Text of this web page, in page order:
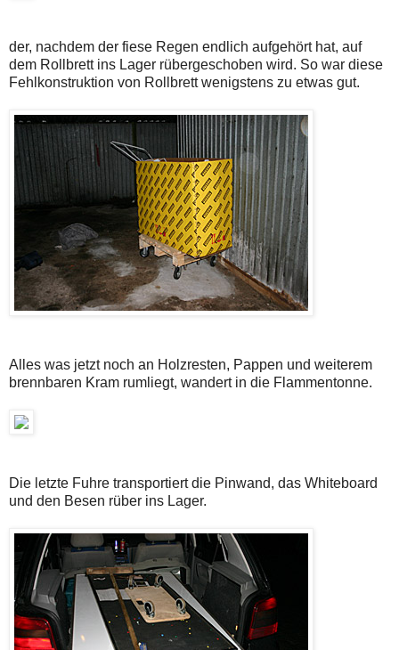
der, nachdem der fiese Regen endlich aufgehört hat, auf
dem Rollbrett ins Lager rübergeschoben wird. So war diese
Fehlkonstruktion von Rollbrett wenigstens zu etwas gut.
Alles was jetzt noch an Holzresten, Pappen und weiterem
brennbaren Kram rumliegt, wandert in die Flammentonne.
Die letzte Fuhre transportiert die Pinwand, das Whiteboard
und den Besen rüber ins Lager.